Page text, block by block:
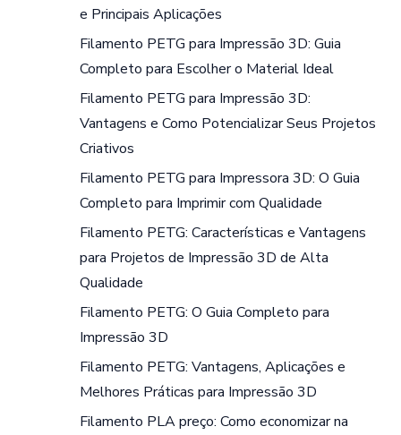
e Principais Aplicações
Filamento PETG para Impressão 3D: Guia
Completo para Escolher o Material Ideal
Filamento PETG para Impressão 3D:
Vantagens e Como Potencializar Seus Projetos
Criativos
Filamento PETG para Impressora 3D: O Guia
Completo para Imprimir com Qualidade
Filamento PETG: Características e Vantagens
para Projetos de Impressão 3D de Alta
Qualidade
Filamento PETG: O Guia Completo para
Impressão 3D
Filamento PETG: Vantagens, Aplicações e
Melhores Práticas para Impressão 3D
Filamento PLA preço: Como economizar na